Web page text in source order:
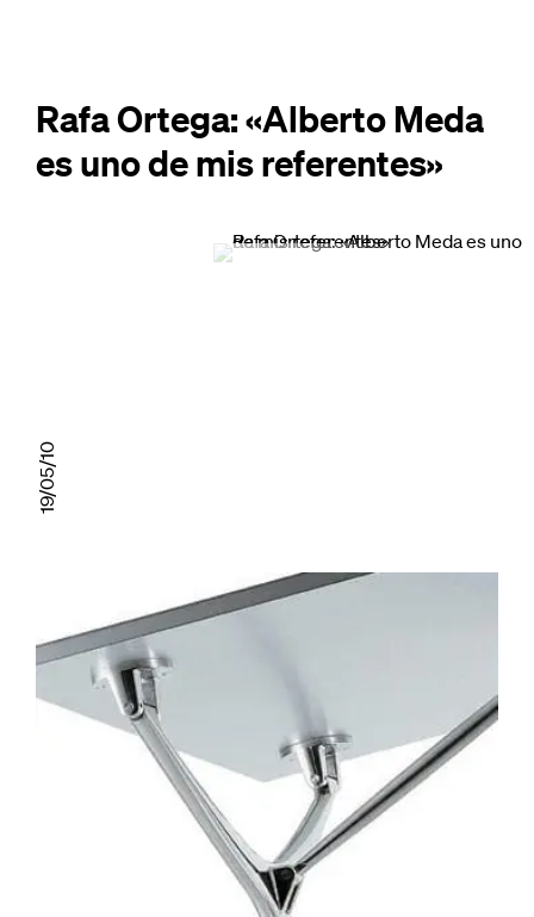
Rafa Ortega: «Alberto Meda
es uno de mis referentes»
19/05/10